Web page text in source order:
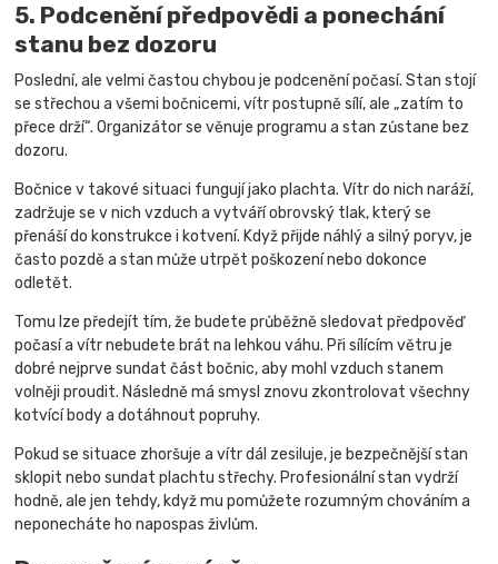
5. Podcenění předpovědi a ponechání
stanu bez dozoru
Poslední, ale velmi častou chybou je podcenění počasí. Stan stojí
se střechou a všemi bočnicemi, vítr postupně sílí, ale „zatím to
přece drží“. Organizátor se věnuje programu a stan zůstane bez
dozoru.
Bočnice v takové situaci fungují jako plachta. Vítr do nich naráží,
zadržuje se v nich vzduch a vytváří obrovský tlak, který se
přenáší do konstrukce i kotvení. Když přijde náhlý a silný poryv, je
často pozdě a stan může utrpět poškození nebo dokonce
odletět.
Tomu lze předejít tím, že budete průběžně sledovat předpověď
počasí a vítr nebudete brát na lehkou váhu. Při sílícím větru je
dobré nejprve sundat část bočnic, aby mohl vzduch stanem
volněji proudit. Následně má smysl znovu zkontrolovat všechny
kotvící body a dotáhnout popruhy.
Pokud se situace zhoršuje a vítr dál zesiluje, je bezpečnější stan
sklopit nebo sundat plachtu střechy. Profesionální stan vydrží
hodně, ale jen tehdy, když mu pomůžete rozumným chováním a
neponecháte ho napospas živlům.